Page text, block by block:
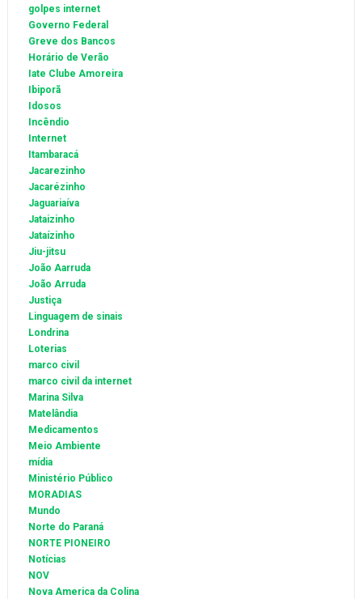
golpes internet
Governo Federal
Greve dos Bancos
Horário de Verão
Iate Clube Amoreira
Ibiporã
Idosos
Incêndio
Internet
Itambaracá
Jacarezinho
Jacarézinho
Jaguariaíva
Jataizinho
Jataízinho
Jiu-jitsu
João Aarruda
João Arruda
Justiça
Linguagem de sinais
Londrina
Loterias
marco civil
marco civil da internet
Marina Silva
Matelândia
Medicamentos
Meio Ambiente
mídia
Ministério Público
MORADIAS
Mundo
Norte do Paraná
NORTE PIONEIRO
Notícias
NOV
Nova America da Colina